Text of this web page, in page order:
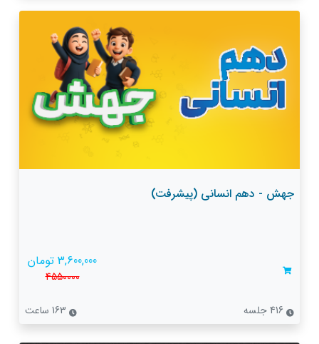
جهش - دهم انسانی (پیشرفت)
3,600,000 تومان
4550000